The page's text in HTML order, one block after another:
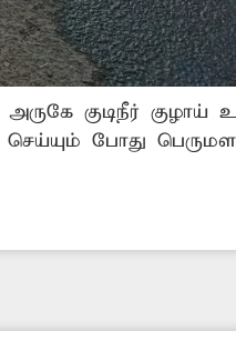
குடிநீர் குழாய்
போது
சாலையில் தண்ணீர்
சரிசெய்ய